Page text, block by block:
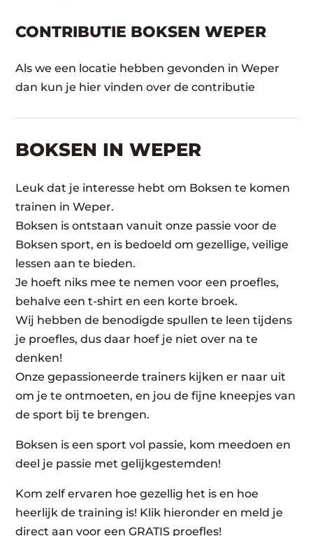
CONTRIBUTIE BOKSEN WEPER
Als we een locatie hebben gevonden in Weper
dan kun je hier vinden over de contributie
BOKSEN IN WEPER
Leuk dat je interesse hebt om Boksen te komen
trainen in Weper.
Boksen is ontstaan vanuit onze passie voor de
Boksen sport, en is bedoeld om gezellige, veilige
lessen aan te bieden.
Je hoeft niks mee te nemen voor een proefles,
behalve een t-shirt en een korte broek.
Wij hebben de benodigde spullen te leen tijdens
je proefles, dus daar hoef je niet over na te
denken!
Onze gepassioneerde trainers kijken er naar uit
om je te ontmoeten, en jou de fijne kneepjes van
de sport bij te brengen.
Boksen is een sport vol passie, kom meedoen en
deel je passie met gelijkgestemden!
Kom zelf ervaren hoe gezellig het is en hoe
heerlijk de training is! Klik hieronder en meld je
direct aan voor een GRATIS proefles!